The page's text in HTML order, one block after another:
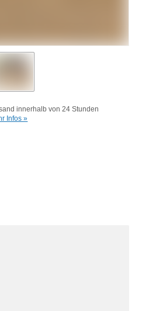
innerhalb von 24 Stunden
Infos »